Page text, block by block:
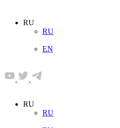
RU
RU
EN
RU
RU